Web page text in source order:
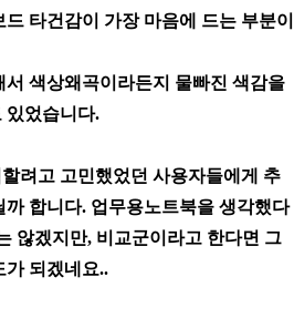
타건감이 가장 마음에 드는 부분이
색상왜곡이라든지 물빠진 색감을
있었습니다.
려고 고민했었던 사용자들에게 추
합니다. 업무용노트북을 생각했다
않겠지만, 비교군이라고 한다면 그
가 되겠네요..